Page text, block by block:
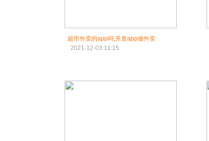
超市外卖的app吗,开发app做外卖
2021-12-03 11:15